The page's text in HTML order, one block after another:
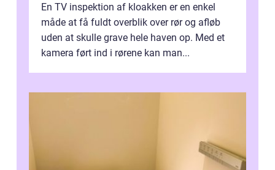
En TV inspektion af kloakken er en enkel
måde at få fuldt overblik over rør og afløb
uden at skulle grave hele haven op. Med et
kamera ført ind i rørene kan man...